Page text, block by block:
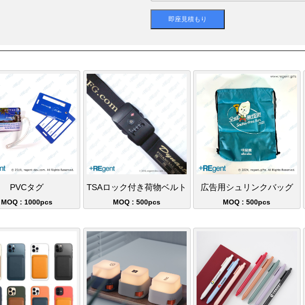
PVCタグ
MOQ : 1000pcs
TSAロック付き荷物ベルト
MOQ : 500pcs
広告用シュリンクバッグ
MOQ : 500pcs